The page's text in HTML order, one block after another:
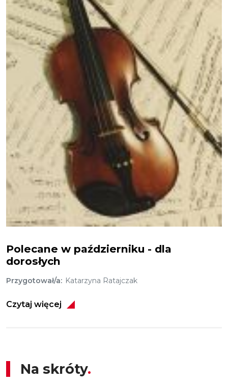
Polecane w październiku - dla
dorosłych
Przygotował/a Katarzyna Ratajczak
Czytaj więcej
Na skróty